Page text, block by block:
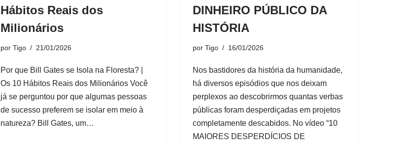
Hábitos Reais dos
Milionários
por Tigo 21/01/2026
Por que Bill Gates se Isola na Floresta? |
Os 10 Hábitos Reais dos Milionários Você
já se perguntou por que algumas pessoas
de sucesso preferem se isolar em meio à
natureza? Bill Gates, um…
DINHEIRO PÚBLICO DA
HISTÓRIA
por Tigo 16/01/2026
Nos bastidores da história da humanidade,
há diversos episódios que nos deixam
perplexos ao descobrirmos quantas verbas
públicas foram desperdiçadas em projetos
completamente descabidos. No vídeo “10
MAIORES DESPERDÍCIOS DE